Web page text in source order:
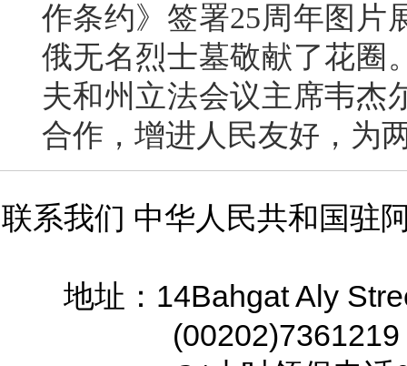
作条约》签署25周年图片
俄无名烈士墓敬献了花圈
夫和州立法会议主席韦杰
合作，增进人民友好，为
联系我们 中华人民共和国驻
地址： 14Bahgat Aly
(00202)7361219